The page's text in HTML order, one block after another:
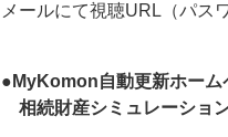
メールにて視聴URL（パス
●MyKomon自動更新ホーム
相続財産シミュレーショ